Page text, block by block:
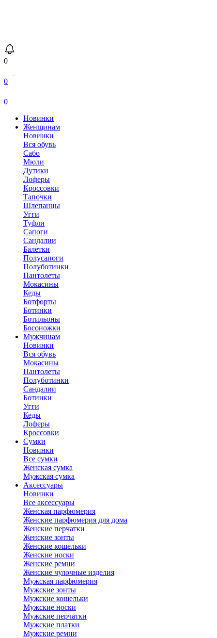
0
0
0
Новинки
Женщинам
Новинки
Вся обувь
Сабо
Мюли
Дутики
Лоферы
Кроссовки
Тапочки
Шлепанцы
Угги
Туфли
Сапоги
Сандалии
Балетки
Полусапоги
Полуботинки
Пантолеты
Мокасины
Кеды
Ботфорты
Ботинки
Ботильоны
Босоножки
Мужчинам
Новинки
Вся обувь
Мокасины
Пантолеты
Полуботинки
Сандалии
Ботинки
Угги
Кеды
Лоферы
Кроссовки
Сумки
Новинки
Все сумки
Женская сумка
Мужская сумка
Аксессуары
Новинки
Все аксессуары
Женская парфюмерия
Женские парфюмерия для дома
Женские перчатки
Женские зонты
Женские кошельки
Женские носки
Женские ремни
Женские чулочные изделия
Мужская парфюмерия
Мужские зонты
Мужские кошельки
Мужские носки
Мужские перчатки
Мужские платки
Мужские ремни